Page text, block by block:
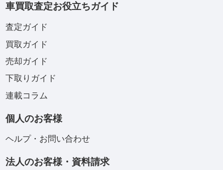
車買取査定お役立ちガイド
査定ガイド
買取ガイド
売却ガイド
下取りガイド
連載コラム
個人のお客様
ヘルプ・お問い合わせ
法人のお客様・資料請求